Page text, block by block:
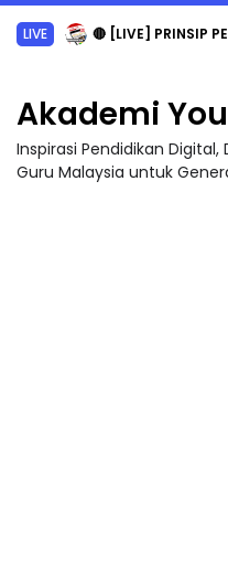
LIVE 🔴 [LIVE] PRINSIP PERAKAUNAN, PECUT SKOR
Akademi
Inspirasi Pendidikan
Guru Malaysia untuk